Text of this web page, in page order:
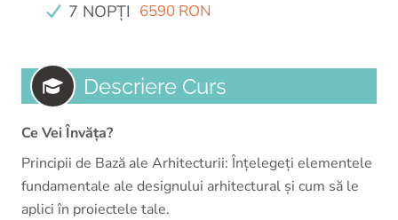
7 NOPȚI 6590 RON
Descriere Curs
Ce Vei Învăța?
Principii de Bază ale Arhitecturii: Înțelegeți elementele
fundamentale ale designului arhitectural și cum să le
aplici în proiectele tale.